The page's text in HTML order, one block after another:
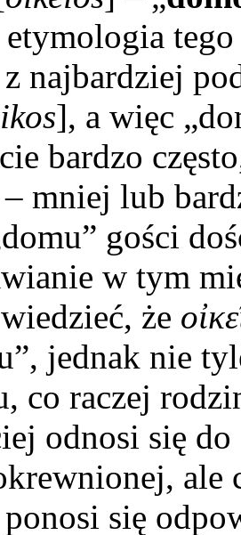
najbardziej
], a więc
bardzo
– mniej lub
gości
w tym
że
jednak nie
co raczej
odnosi się do
ale
się